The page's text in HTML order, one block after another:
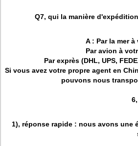
Q7, qui la manière
A : Par la mer
Par avion à
Par exprès (DHL, UPS,
Si vous avez votre propre agent en
pouvons nous
1), réponse rapide : nous avons une